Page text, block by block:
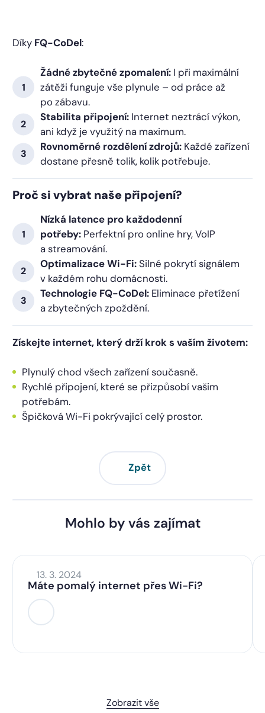
Díky FQ-CoDel:
Žádné zbytečné zpomalení: I při maximální
zátěži funguje vše plynule – od práce až
po zábavu.
Stabilita připojení: Internet neztrácí výkon,
ani když je využitý na maximum.
Rovnoměrné rozdělení zdrojů: Každé zařízení
dostane přesně tolik, kolik potřebuje.
Proč si vybrat naše připojení?
Nízká latence pro každodenní
potřeby: Perfektní pro online hry, VoIP
a streamování.
Optimalizace Wi-Fi:Silné pokrytí signálem
v každém rohu domácnosti.
Technologie FQ-CoDel: Eliminace přetížení
a zbytečných zpoždění.
Získejte internet, který drží krok s vaším životem:
Plynulý chod všech zařízení současně.
Rychlé připojení, které se přizpůsobí vašim
potřebám.
Špičková Wi-Fi pokrývající celý prostor.
Zpět
Mohlo by vás zajímat
13. 3. 2024
Máte pomalý internet přes Wi-Fi?
Zobrazit vše